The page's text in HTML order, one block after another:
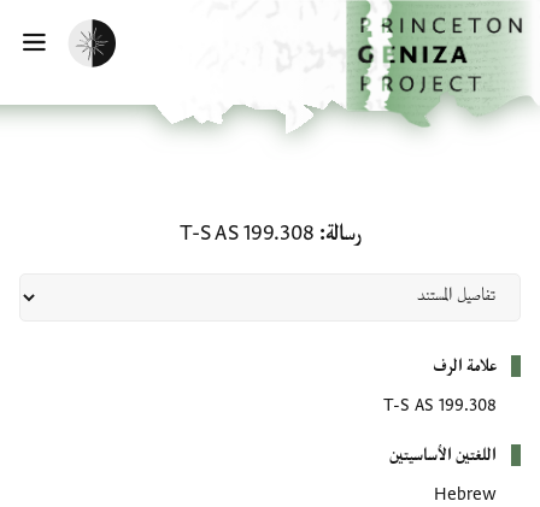
إلى المحتوى الرئيسي
الرئيسية
تفعيل الوضع المظلم
رسالة T-S AS 199.308
علامة الرف
T-S AS 199.308
اللغتين الأساسيتين
Hebrew